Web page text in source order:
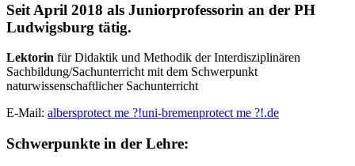
Seit April 2018 als Juniorprofessorin an der PH
Ludwigsburg tätig.
Lektorin für Didaktik und Methodik der Interdisziplinären
Sachbildung/Sachunterricht mit dem Schwerpunkt
naturwissenschaftlicher Sachunterricht
E-Mail: albersprotect me ?!uni-bremenprotect me ?!.de
Schwerpunkte in der Lehre: